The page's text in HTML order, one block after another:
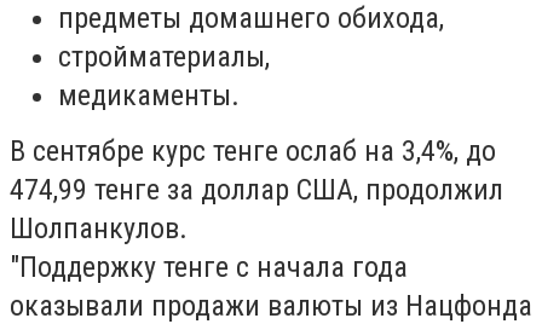
предметы домашнего обихода,
стройматериалы,
медикаменты.
В сентябре курс тенге ослаб на 3,4%, до
474,99 тенге за доллар США, продолжил
Шолпанкулов.
"Поддержку тенге с начала года
оказывали продажи валюты из Нацфонда